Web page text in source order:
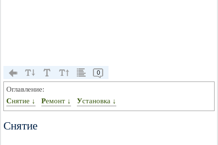
0
Оглавление:
Снятие ↓
Ремонт ↓ Установка ↓
Снятие